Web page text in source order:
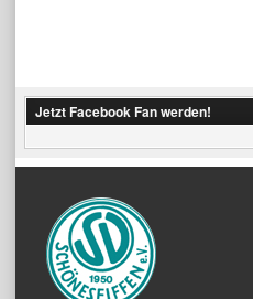
Jetzt Facebook Fan werden!